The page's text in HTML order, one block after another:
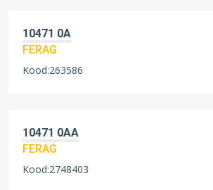
10471 0A
FERAG
Kood:263586
10471 0AA
FERAG
Kood:2748403